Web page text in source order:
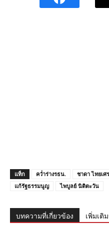
แท็ก คว่ำร่างรธน. ชาดา ไทยเศ
แก้รัฐธรรมนูญ
ไพบูลย์ นิติตะวัน
บทความที่เกี่ยวข้อง เพิ่มเติ